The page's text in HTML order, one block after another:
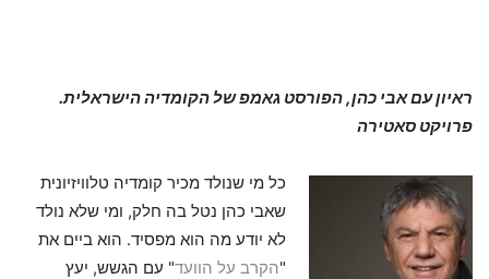
ראיון עם אבי כהן, הפורסט גאמפ של הקומדיה הישראלית.
פרויקט סאטירה
כל מי שנולד מכיר קומדיה טלוויזיונית
שאבי כהן נטל בה חלק, ומי שלא נולד
לא יודע מה הוא מפסיד. הוא ביים את
"הקרב על הוועד" עם הגשש, יעץ